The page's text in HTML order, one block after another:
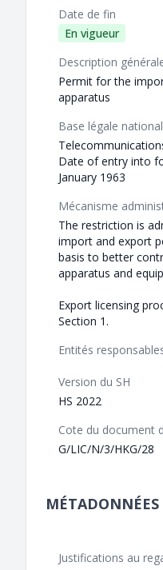
Date de fin
En vigueur
Description
Permit for the
apparatus
Base légale
Date of entry into
January 1963
Mécanisme
The restriction is
import and export
basis to better
apparatus and
Export licensing
Section 1.
Entités
Version du SH
HS 2022
Cote du document
G/LIC/N/3/HKG/28
MÉTADONNÉES
Justifications au